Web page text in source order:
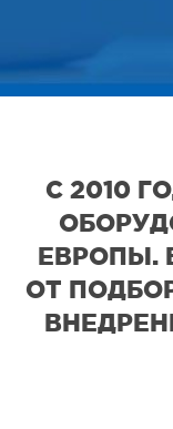
С 2010
ЕВРОПЫ.
ОТ